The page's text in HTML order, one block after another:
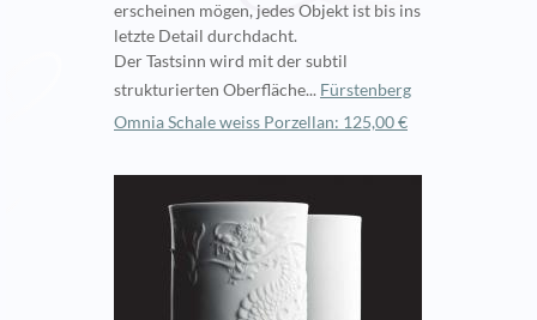
erscheinen mögen, jedes Objekt ist bis ins
letzte Detail durchdacht.
Der Tastsinn wird mit der subtil
strukturierten Oberfläche... Fürstenberg
Omnia Schale weiss Porzellan: 125,00 €